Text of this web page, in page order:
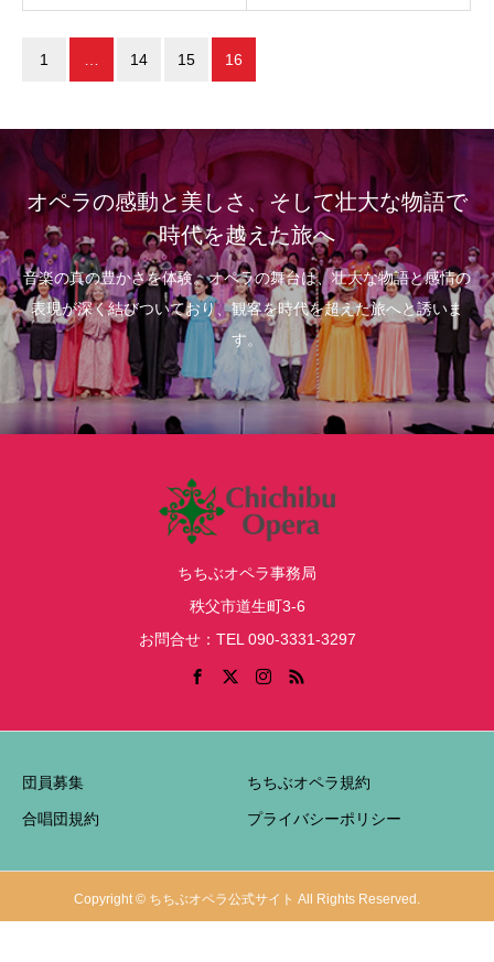
1 14 15 16
オペラの感動と美しさ、そして壮大な物語で
時代を越えた旅へ
音楽の真の豊かさを体験。オペラの舞台は、壮大な物語と感情の
表現が深く結びついており、観客を時代を超えた旅へと誘いま
す。
ちちぶオペラ事務局
秩父市道生町3-6
お問合せ：TEL 090-3331-3297
団員募集 ちちぶオペラ規約
合唱団規約 プライバシーポリシー
Copyright © ちちぶオペラ公式サイト All Rights Reserved.
お問合せ LINE友だち登録 インスタグラム シェア